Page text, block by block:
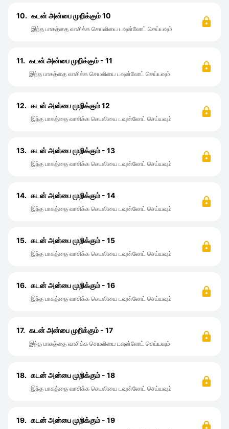
10. கடன் அன்பை முறிக்கும் 10
இந்த பாகத்தை வாசிக்க செயலியை டவுன்லோட் செய்யவும்
11. கடன் அன்பை முறிக்கும் - 11
இந்த பாகத்தை வாசிக்க செயலியை டவுன்லோட் செய்யவும்
12. கடன் அன்பை முறிக்கும் 12
இந்த பாகத்தை வாசிக்க செயலியை டவுன்லோட் செய்யவும்
13. கடன் அன்பை முறிக்கும் - 13
இந்த பாகத்தை வாசிக்க செயலியை டவுன்லோட் செய்யவும்
14. கடன் அன்பை முறிக்கும் - 14
இந்த பாகத்தை வாசிக்க செயலியை டவுன்லோட் செய்யவும்
15. கடன் அன்பை முறிக்கும் - 15
இந்த பாகத்தை வாசிக்க செயலியை டவுன்லோட் செய்யவும்
16. கடன் அன்பை முறிக்கும் - 16
இந்த பாகத்தை வாசிக்க செயலியை டவுன்லோட் செய்யவும்
17. கடன் அன்பை முறிக்கும் - 17
இந்த பாகத்தை வாசிக்க செயலியை டவுன்லோட் செய்யவும்
18. கடன் அன்பை முறிக்கும் - 18
இந்த பாகத்தை வாசிக்க செயலியை டவுன்லோட் செய்யவும்
19. கடன் அன்பை முறிக்கும் - 19